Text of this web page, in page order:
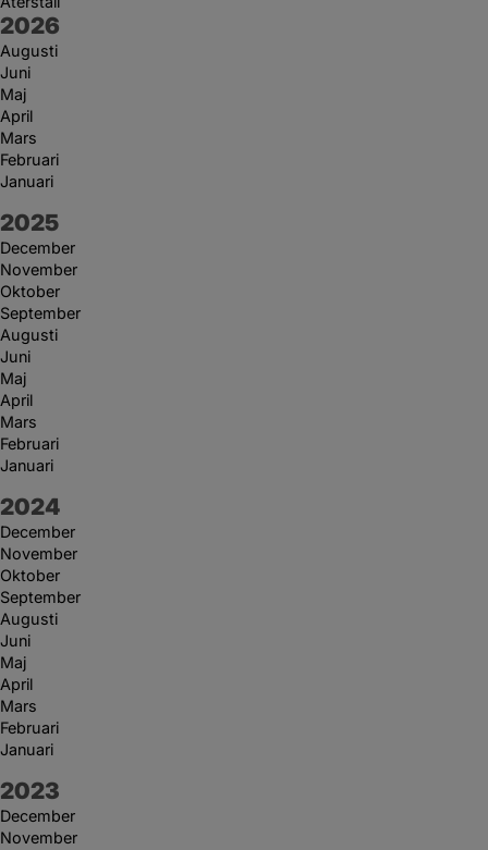
År:
2026
Augusti
Juni
Maj
April
Mars
Februari
Januari
År:
2025
December
November
Oktober
September
Augusti
Juni
Maj
April
Mars
Februari
Januari
År:
2024
December
November
Oktober
September
Augusti
Juni
Maj
April
Mars
Februari
Januari
År:
2023
December
November